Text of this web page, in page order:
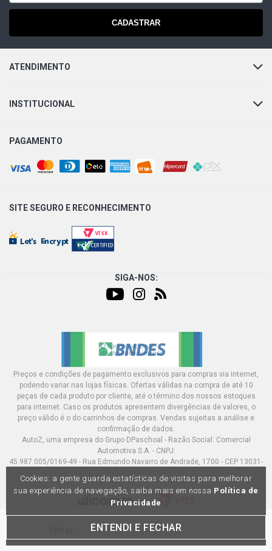
CADASTRAR
ATENDIMENTO
INSTITUCIONAL
PAGAMENTO
SITE SEGURO E RECONHECIMENTO
SIGA-NOS:
Preços e condições de pagamento exclusivos para compras via internet,
podendo variar nas lojas físicas. Ofertas válidas na compra de até 10
peças de cada produto por cliente, até o término dos nossos estoques
para internet. Caso os produtos apresentem divergências de valores, o
preço válido é o do carrinhos de compras. Vendas sujeitas a análise e
confirmação de dados.
AutoZ, uma empresa do Grupo DPaschoal - Razão Social: Comercial
Automotiva S.A. - CNPJ:
45.987.005/0169-49 - Rua Edmundo Navarro de Andrade, 1700 - CEP 13031-
Cookies: a gente guarda estatísticas de visitas para melhorar
sua experiência de navegação, saiba mais em nossa Política de
Privacidade
ENTENDI E FECHAR